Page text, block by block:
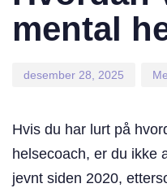
mental
desember 28, 2025
Hvis du har lurt på
helsecoach, er du ikke
jevnt siden 2020,